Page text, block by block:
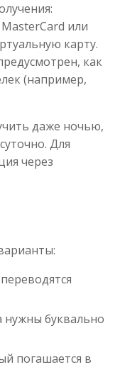
до50 000₽
до 30 дня
до50 000₽
или
карту.
как
(например,
даже ночью,
Для
через
нужны буквально
погашается в